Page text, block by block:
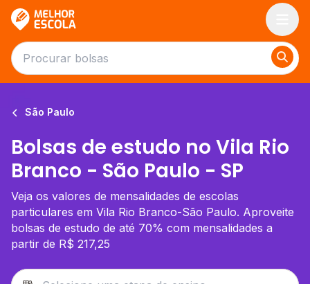
São Paulo
Bolsas de estudo no Vila Rio
Branco - São Paulo - SP
Veja os valores de mensalidades de escolas
particulares em Vila Rio Branco-São Paulo. Aproveite
bolsas de estudo de até 70% com mensalidades a
partir de R$ 217,25